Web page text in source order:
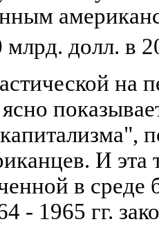
млрд. долл. в
на
И эта
в среде
- 1965 гг.